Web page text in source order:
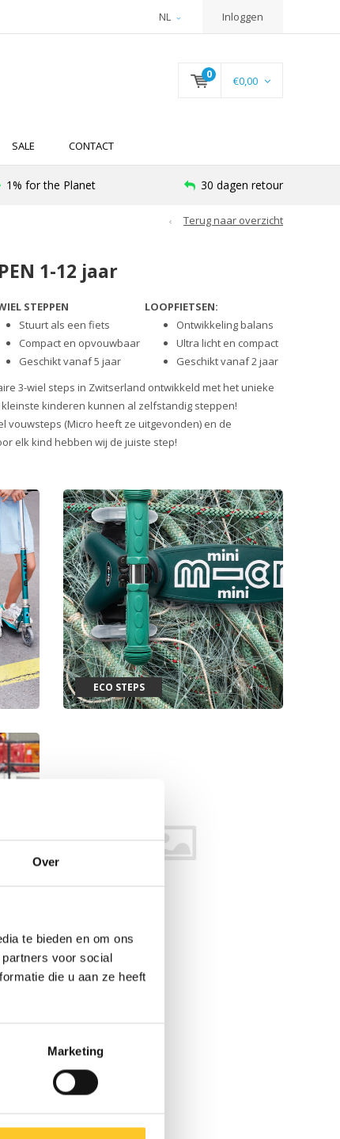
Over
te bieden en om ons
voor social
die u aan ze heeft
Marketing
NL Inloggen
0 €0,00
SALE CONTACT
1% for the Planet 30 dagen retour
Terug naar overzicht
1-12 jaar
STEPPEN
Stuurt als een fiets
Compact en opvouwbaar
Geschikt vanaf 5 jaar
LOOPFIETSEN:
Ontwikkeling balans
Ultra licht en compact
Geschikt vanaf 2 jaar
3-wiel steps in Zwitserland ontwikkeld met het unieke
kinderen kunnen al zelfstandig steppen!
vouwsteps (Micro heeft ze uitgevonden) en de
elk kind hebben wij de juiste step!
ECO STEPS